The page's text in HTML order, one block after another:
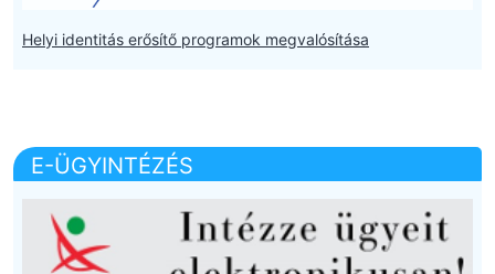
Helyi identitás erősítő programok megvalósítása
E-ÜGYINTÉZÉS